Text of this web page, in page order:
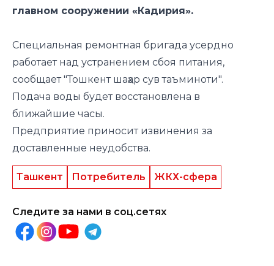
главном сооружении «Кадирия».
Специальная ремонтная бригада усердно
работает над устранением сбоя питания,
сообщает "Тошкент шаҳар сув таъминоти".
Подача воды будет восстановлена в
ближайшие часы.
Предприятие приносит извинения за
доставленные неудобства.
Ташкент Потребитель ЖКХ-сфера
Следите за нами в соц.сетях